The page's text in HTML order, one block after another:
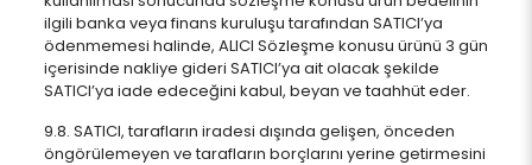
ilgili banka veya finans kuruluşu tarafından SATICI’ya
ödenmemesi halinde, ALICI Sözleşme konusu ürünü 3 gün
içerisinde nakliye gideri SATICI’ya ait olacak şekilde
SATICI’ya iade edeceğini kabul, beyan ve taahhüt eder.
9.8. SATICI, tarafların iradesi dışında gelişen, önceden
öngörülemeyen ve tarafların borçlarını yerine getirmesini